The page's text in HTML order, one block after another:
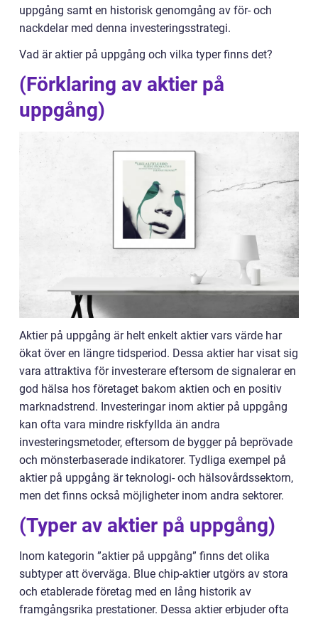
uppgång samt en historisk genomgång av för- och
nackdelar med denna investeringsstrategi.
Vad är aktier på uppgång och vilka typer finns det?
(Förklaring av aktier på
uppgång)
Aktier på uppgång är helt enkelt aktier vars värde har
ökat över en längre tidsperiod. Dessa aktier har visat sig
vara attraktiva för investerare eftersom de signalerar en
god hälsa hos företaget bakom aktien och en positiv
marknadstrend. Investeringar inom aktier på uppgång
kan ofta vara mindre riskfyllda än andra
investeringsmetoder, eftersom de bygger på beprövade
och mönsterbaserade indikatorer. Tydliga exempel på
aktier på uppgång är teknologi- och hälsovårdssektorn,
men det finns också möjligheter inom andra sektorer.
(Typer av aktier på uppgång)
Inom kategorin ”aktier på uppgång” finns det olika
subtyper att överväga. Blue chip-aktier utgörs av stora
och etablerade företag med en lång historik av
framgångsrika prestationer. Dessa aktier erbjuder ofta